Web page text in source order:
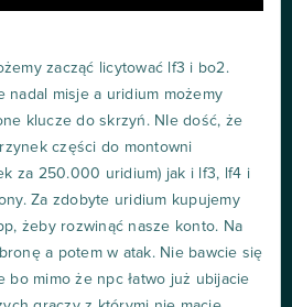
zacząć licytować lf3 i bo2.
nadal misje a uridium możemy
klucze do skrzyń. NIe dość, że
części do montowni
za 250.000 uridium) jak i lf3, lf4 i
Za zdobyte uridium kupujemy
żeby rozwinąć nasze konto. Na
a potem w atak. Nie bawcie się
bo mimo że npc łatwo już ubijacie